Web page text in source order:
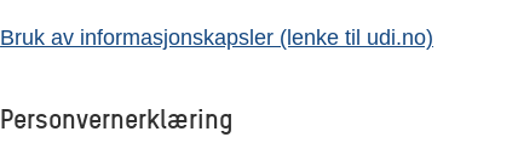
Bruk av informasjonskapsler (lenke til udi.no)
Personvernerklæring